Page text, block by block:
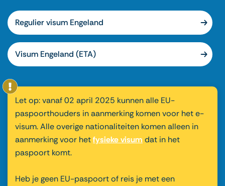
Regulier visum Engeland
Visum Engeland (ETA)
Let op: vanaf 02 april 2025 kunnen alle EU-
paspoorthouders in aanmerking komen voor het e-
visum. Alle overige nationaliteiten komen alleen in
aanmerking voor hetfysieke visum dat in het
paspoort komt.
Heb je geen EU-paspoort of reis je met een